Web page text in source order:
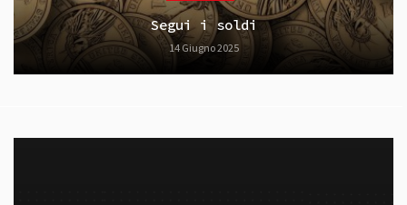
Segui i soldi
14 Giugno 2025